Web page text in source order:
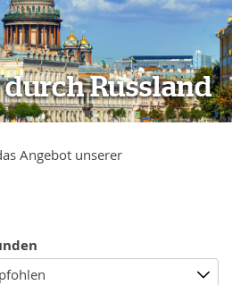
Russland
Angebot unserer